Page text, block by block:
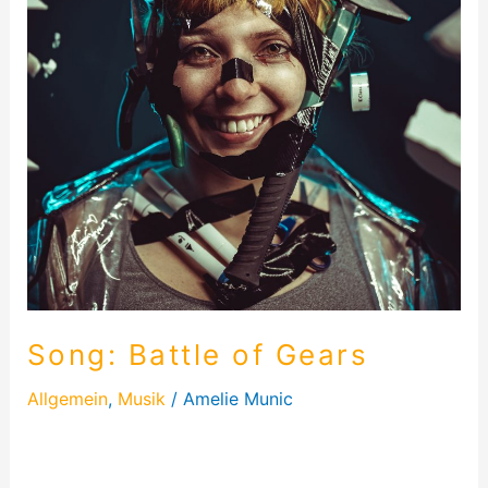
Song: Battle of Gears
Allgemein, Musik / Amelie Munic